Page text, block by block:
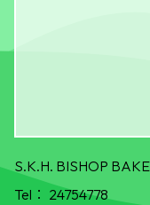
S.K.H. BISHOP
Tel： 24754778